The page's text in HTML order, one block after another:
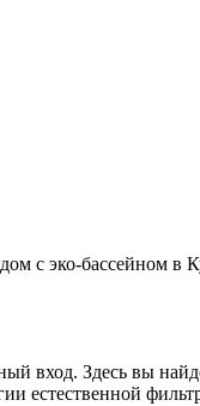
с эко-бассейном в
вход. Здесь вы
естественной